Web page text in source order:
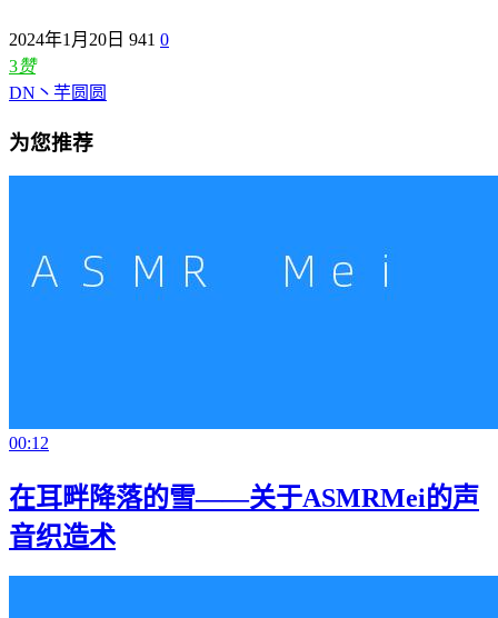
2024年1月20日 941 0
3赞
DN丶芋圆圆
为您推荐
00:12
在耳畔降落的雪——关于ASMRMei的声
音织造术